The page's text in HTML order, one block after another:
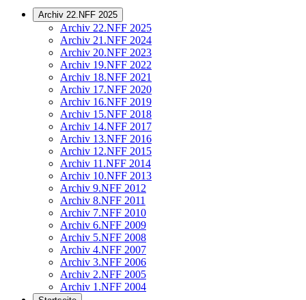
Archiv 22.NFF 2025
Archiv 22.NFF 2025
Archiv 21.NFF 2024
Archiv 20.NFF 2023
Archiv 19.NFF 2022
Archiv 18.NFF 2021
Archiv 17.NFF 2020
Archiv 16.NFF 2019
Archiv 15.NFF 2018
Archiv 14.NFF 2017
Archiv 13.NFF 2016
Archiv 12.NFF 2015
Archiv 11.NFF 2014
Archiv 10.NFF 2013
Archiv 9.NFF 2012
Archiv 8.NFF 2011
Archiv 7.NFF 2010
Archiv 6.NFF 2009
Archiv 5.NFF 2008
Archiv 4.NFF 2007
Archiv 3.NFF 2006
Archiv 2.NFF 2005
Archiv 1.NFF 2004